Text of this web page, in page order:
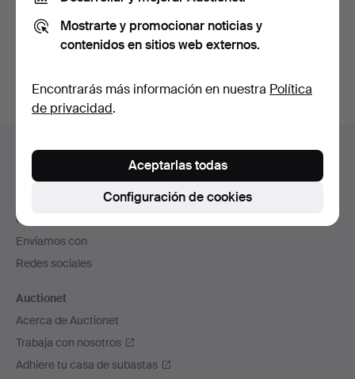
También puedes buscar ennuestro archivo de
subastas concluidas.
en
de
página
Ayuda y contacto
Contacta con el servicio de atención al cliente
Todas las casas de subastas
Modos de pago
Enviamos con
Redes sociales
Auctionet
Acerca de Auctionet
Trabaja con nosotros
Adhiere tu casa de subastas
Mostrarte y promocionar noticias y
contenidos en sitios web externos.
Encontrarás más información en nuestra Política
de privacidad.
Configuración de cookies
Aceptarlas todas